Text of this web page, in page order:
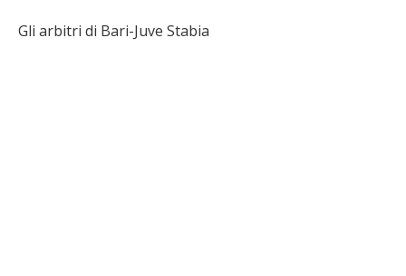
Gli arbitri di Bari-Juve Stabia